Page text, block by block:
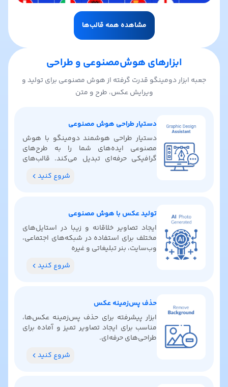
مشاهده همه قالب‌ها
ابزارهای هوش‌مصنوعی و طراحی
جعبه ابزار دومینگو قدرت گرفته از هوش مصنوعی برای تولید و
ویرایش عکس، طرح و متن
دستیار طراحی هوش مصنوعی
دستیار طراحی هوشمند دومینگو با هوش
مصنوعی ایده‌های شما را به طرح‌های
گرافیکی حرفه‌ای تبدیل می‌کند. قالب‌های
شروع کنید
تولید عکس با هوش مصنوعی
ایجاد تصاویر خلاقانه و زیبا در استایل‌های
مختلف برای استفاده در شبکه‌های اجتماعی،
وب‌سایت، بنر تبلیغاتی و غیره
شروع کنید
حذف پس‌زمینه عکس
ابزار پیشرفته برای حذف پس‌زمینه عکس‌ها،
مناسب برای ایجاد تصاویر تمیز و آماده برای
طراحی‌های حرفه‌ای.
شروع کنید